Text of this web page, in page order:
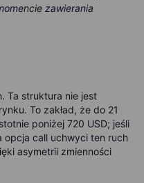
zawierania
Ta struktura nie jest
To zakład, że do 21
poniżej 720 USD; jeśli
opcja call uchwyci ten ruch
asymetrii zmienności